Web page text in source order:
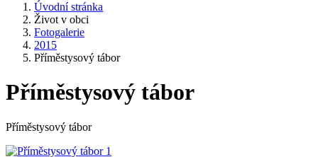
Úvodní stránka
Život v obci
Fotogalerie
2015
Příměstysový tábor
Příměstysový tábor
Příměstysový tábor